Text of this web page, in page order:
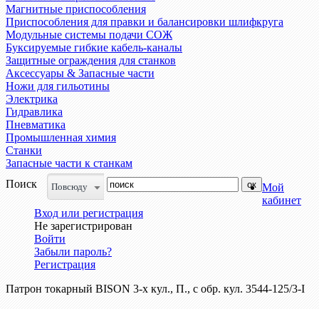
Магнитные приспособления
Приспособления для правки и балансировки шлифкруга
Модульные системы подачи СОЖ
Буксируемые гибкие кабель-каналы
Защитные ограждения для станков
Аксессуары & Запасные части
Ножи для гильотины
Электрика
Гидравлика
Пневматика
Промышленная химия
Станки
Запасные части к станкам
Поиск
Повсюду
Мой
кабинет
Вход или регистрация
Не зарегистрирован
Войти
Забыли пароль?
Регистрация
Патрон токарный BISON 3-х кул., П., с обр. кул. 3544-125/3-I